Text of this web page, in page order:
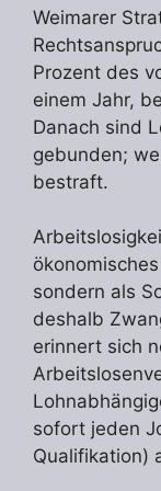
Weimarer
Prozent des
einem Jahr,
Danach sind
gebunden;
bestraft.
sondern als
deshalb
erinnert sich
sofort jeden
Qualifikation)